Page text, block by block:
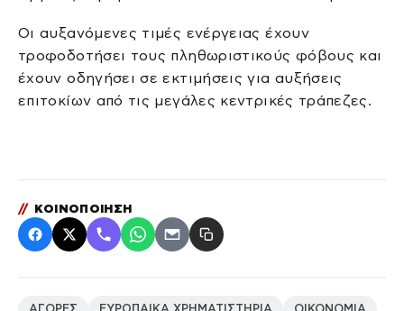
Οι αυξανόμενες τιμές ενέργειας έχουν
τροφοδοτήσει τους πληθωριστικούς φόβους και
έχουν οδηγήσει σε εκτιμήσεις για αυξήσεις
επιτοκίων από τις μεγάλες κεντρικές τράπεζες.
// ΚΟΙΝΟΠΟΙΗΣΗ